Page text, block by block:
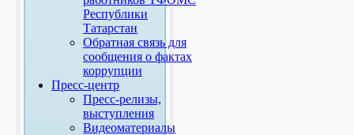
Республики
Татарстан
Обратная связь для
сообщения о фактах
коррупции
Пресс-центр
Пресс-релизы,
выступления
Видеоматериалы